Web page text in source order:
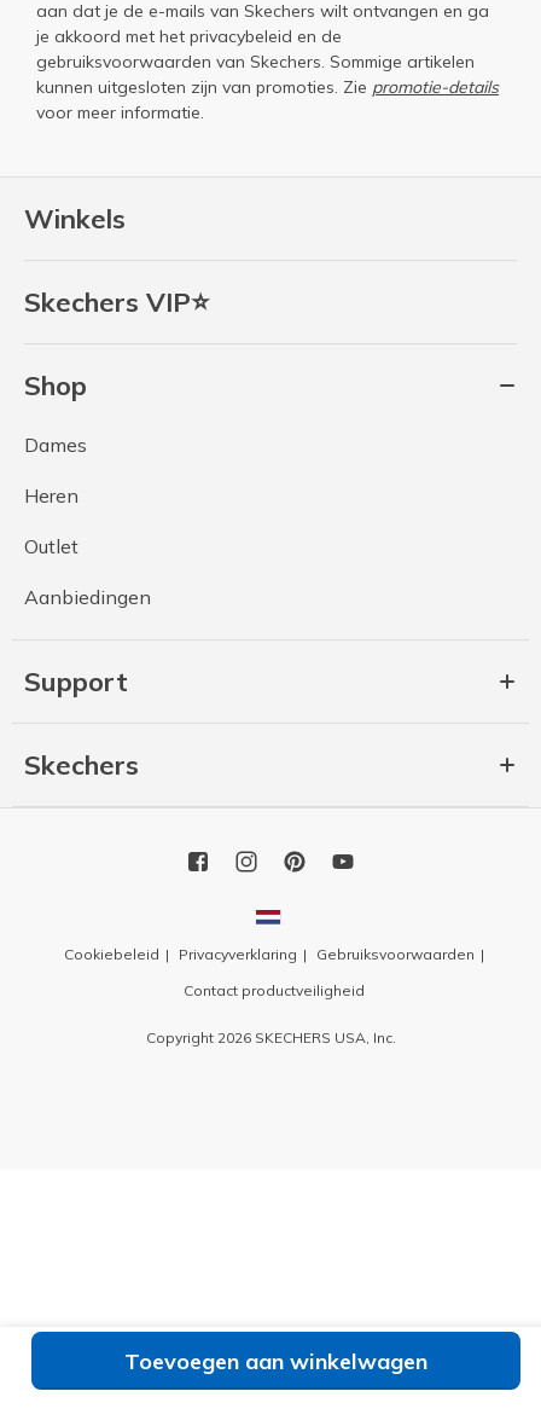
Toevoegen aan winkelwagen
Winkels
Skechers VIP⭐
Shop
Dames
Heren
Outlet
Aanbiedingen
Support
Skechers
aan dat je de e-mails van Skechers wilt ontvangen en ga
je akkoord met het privacybeleid en de
gebruiksvoorwaarden van Skechers. Sommige artikelen
kunnen uitgesloten zijn van promoties. Zie promotie-details
voor meer informatie.
Cookiebeleid Privacyverklaring
Gebruiksvoorwaarden
Contact productveiligheid
Copyright 2026 SKECHERS USA, Inc.